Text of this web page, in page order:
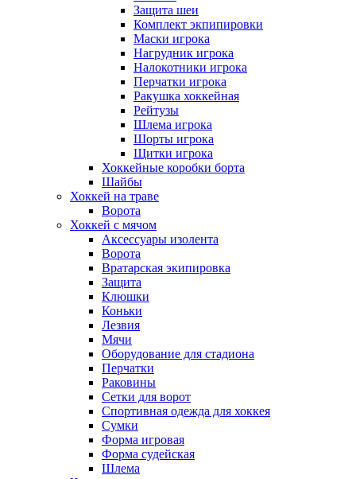
Защита шеи
Комплект экпипировки
Маски игрока
Нагрудник игрока
Налокотники игрока
Перчатки игрока
Ракушка хоккейная
Рейтузы
Шлема игрока
Шорты игрока
Щитки игрока
Хоккейные коробки борта
Шайбы
Хоккей на траве
Ворота
Хоккей с мячом
Аксессуары изолента
Ворота
Вратарская экипировка
Защита
Клюшки
Коньки
Лезвия
Мячи
Оборудование для стадиона
Перчатки
Раковины
Сетки для ворот
Спортивная одежда для хоккея
Сумки
Форма игровая
Форма судейская
Шлема